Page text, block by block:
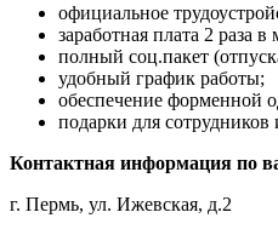
официальное
заработная плата 2 раза в
полный соц.пакет
удобный график работы;
обеспечение форменной
подарки для
Контактная информация по
г. Пермь, ул. Ижевская, д.2